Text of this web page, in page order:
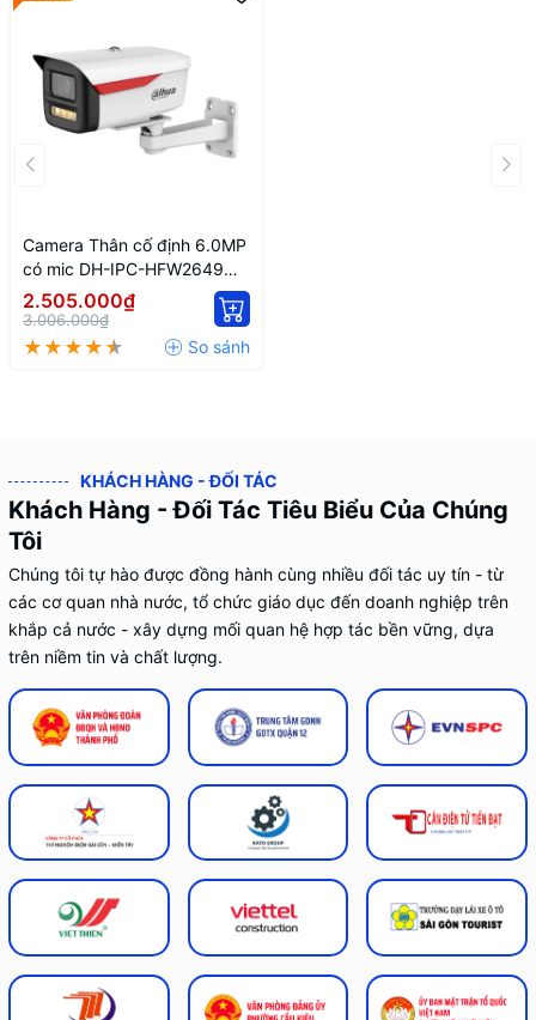
Camera Thân cố định 6.0MP
có mic DH-IPC-HFW2649M-
S-B-PRO
2.505.000₫
3.006.000₫
KHÁCH HÀNG - ĐỐI TÁC
Khách Hàng - Đối Tác Tiêu Biểu Của Chúng
Tôi
Chúng tôi tự hào được đồng hành cùng nhiều đối tác uy tín - từ
các cơ quan nhà nước, tổ chức giáo dục đến doanh nghiệp trên
khắp cả nước - xây dựng mối quan hệ hợp tác bền vững, dựa
trên niềm tin và chất lượng.